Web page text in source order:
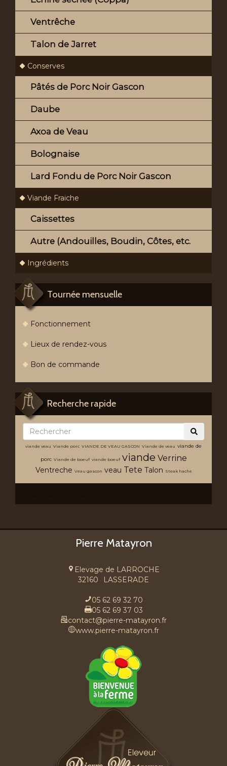
Ventrêche
Talon de Jarret
Conserves
Pâtés de Porc Noir Gascon
Daube
Axoa de Veau
Bolognaise
Lard Fondu de Porc Noir Gascon
Viande Fraiche
Caissettes
Autre (Andouilles, Boudin, Côtes, etc.
Ingrédients
Tournée mensuelle
Fonctionnement
Lieux de rendez-vous
Bon de commande
Recherche rapide
viande veau Viande porc VIANDE DE VEAU GASCON Viande de veau viande de
porc Viande de boeuf viande boeuf viande Verrine
Ventreche Veau gascon veau Tete Talon Steak hache
Pierre Matayron
Elevage de LARROCHE
32160
LASSERADE
05 62 69 32 70
05 62 69 37 03
contact@pierre-matayron.fr
www.pierre-matayron.fr